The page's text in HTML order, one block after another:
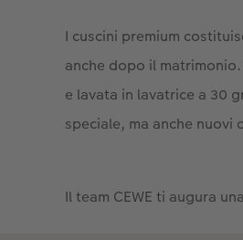
I cuscini premium
anche dopo il
e lavata in lavatrice a 30
speciale, ma anche
Il team CEWE ti augura